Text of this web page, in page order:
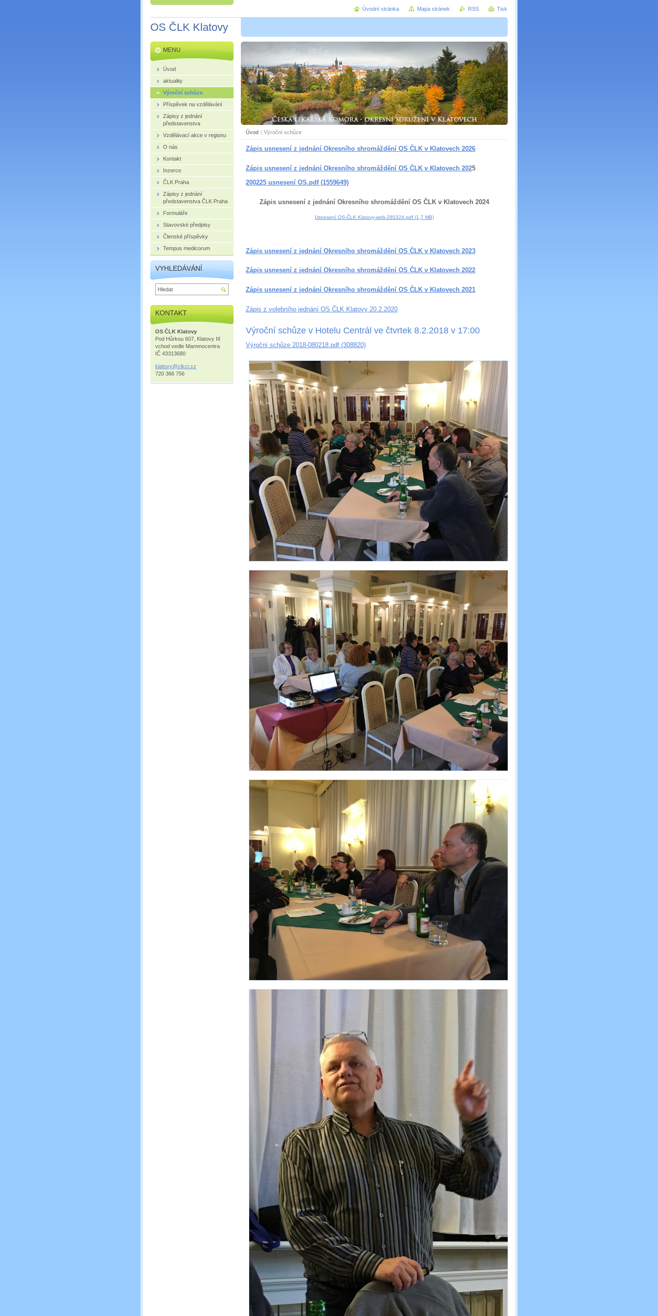
OS ČLK Klatovy
Úvod | Výroční schůze
Zápis usnesení z jednání Okresního shromáždění OS ČLK v Klatovech 2026
Zápis usnesení z jednání Okresního shromáždění OS ČLK v Klatovech 2025
200225 usnesení OS.pdf (1559649)
Zápis usnesení z jednání Okresního shromáždění OS ČLK v Klatovech 2024
Usnesení OS-ČLK Klatovy-web-280324.pdf (1,7 MB)
Zápis usnesení z jednání Okresního shromáždění OS ČLK v Klatovech 2023
Zápis usnesení z jednání Okresního shromáždění OS ČLK v Klatovech 2022
Zápis usnesení z jednání Okresního shromáždění OS ČLK v Klatovech 2021
Zápis z volebního jednání OS ČLK Klatovy 20.2.2020
Výroční schůze v Hotelu Centrál ve čtvrtek 8.2.2018 v 17:00
Výroční schůze 2018-080218.pdf (308820)
MENU
Úvod
aktuality
Výroční schůze
Příspěvek na vzdělávání
Zápisy z jednání
představenstva
Vzdělávací akce v regionu
O nás
Kontakt
Inzerce
ČLK Praha
Zápisy z jednání
představenstva ČLK Praha
Formuláře
Stavovské předpisy
Členské příspěvky
Tempus medicorum
VYHLEDÁVÁNÍ
KONTAKT
OS ČLK Klatovy
Pod Hůrkou 607, Klatovy III
vchod vedle Mammocentra
IČ 43313680
klatovy@clkcr.cz
720 366 756
Úvodní stránka Mapa stránek RSS Tisk